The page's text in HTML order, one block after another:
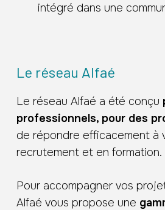
intégré dans une
Le réseau Alfaé
Le réseau Alfaé a été conçu
professionnels, pour des
de répondre efficacement à
recrutement et en formation.
Pour accompagner vos
Alfaé vous propose une